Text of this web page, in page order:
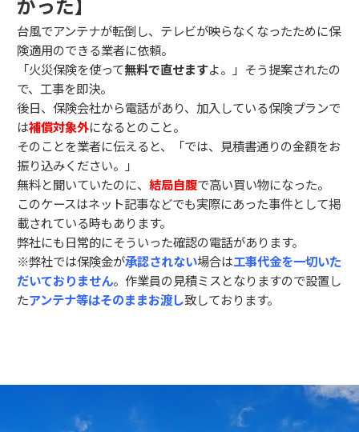
台風でアンテナが転倒し、テレビが映らなくなったために保
険適用のできる業者に依頼。
「火災保険を使って無料で直せますよ。」そう提案されたの
で、工事を即決。
後日、保険会社から電話があり、加入している保険プランで
は補償対象外になるとのこと。
そのことを業者に伝えると、「では、見積書通りの金額をお
振り込みください。」
無料と聞いていたのに、 結局自腹で高い買い物になった。
このケースはネット記事などでも実際にあった事件として掲
載されている時もあります。
弊社にも日常的にそういった確認の電話があります。
※弊社では保険金が承認されない場合は工事代金を一切いた
だいておりません。作業員の見積ミスとなりますので設置し
たアンテナ等はそのままお渡し致しております。